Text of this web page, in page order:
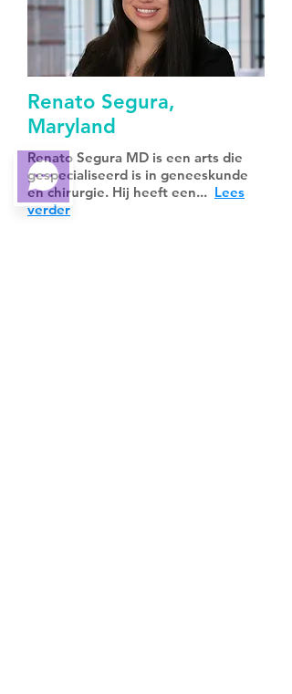
Renato Segura,
Maryland
Renato Segura MD is een arts die
gespecialiseerd is in geneeskunde
en chirurgie. Hij heeft een... Lees
verder